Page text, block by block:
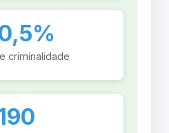
criminalidade